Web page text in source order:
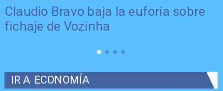
Claudio Bravo baja la euforia sobre
fichaje de Vozinha
IR A ECONOMÍA